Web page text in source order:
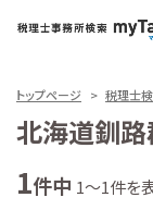
トップページ 税理士
北海道釧
1件中 1～1件を